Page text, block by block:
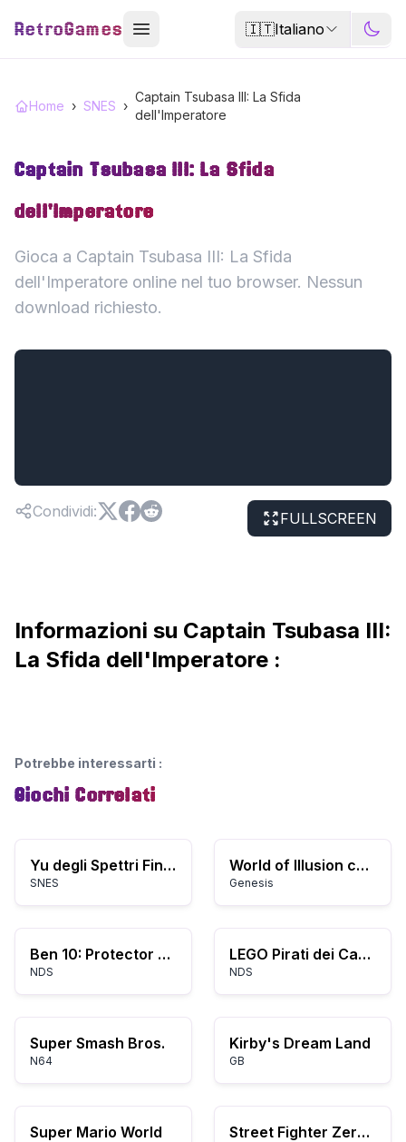
RetroGames 🇮🇹Italiano
Home › SNES ›
Captain Tsubasa III: La Sfida
dell'Imperatore
Captain Tsubasa III: La Sfida
dell'Imperatore
Gioca a Captain Tsubasa III: La Sfida
dell'Imperatore online nel tuo browser. Nessun
download richiesto.
Condividi: FULLSCREEN
Informazioni su Captain Tsubasa III:
La Sfida dell'Imperatore :
Potrebbe interessarti :
Giochi Correlati
Yu degli Spettri Final: Makai Saikyou Retsuden
SNES
World of Illusion con Topolino e Paperino
Genesis
Ben 10: Protector of Earth
NDS
LEGO Pirati dei Caraibi: Il Videogioco
NDS
Super Smash Bros.
N64
Kirby's Dream Land
GB
Super Mario World Street Fighter Zero 2 Alpha